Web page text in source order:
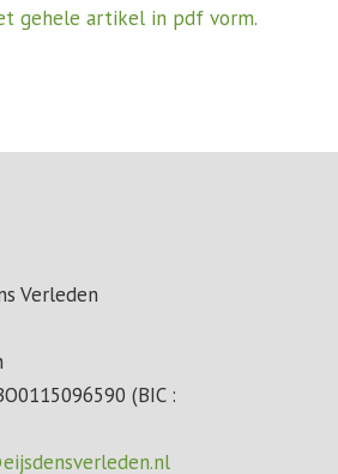
gehele artikel in pdf vorm.
Verleden
(BIC :